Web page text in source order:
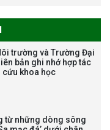
ƠN LỄ KỶ NIỆM 40
VÀ PHÁT TRIỂN
2025) VÀ ĐÓN
trường và Trường Đại
bản ghi nhớ hợp tác
cứu khoa học
từ những dòng sông